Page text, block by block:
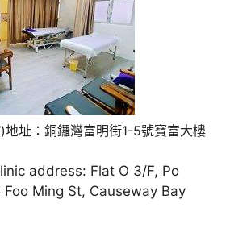
地址：銅鑼灣富明街1-5號寶富大樓
address: Flat O 3/F, Po
Foo Ming St, Causeway Bay